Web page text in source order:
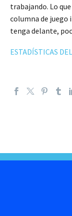
trabajando. Lo
columna de juego
tenga delante,
ESTADÍSTICAS